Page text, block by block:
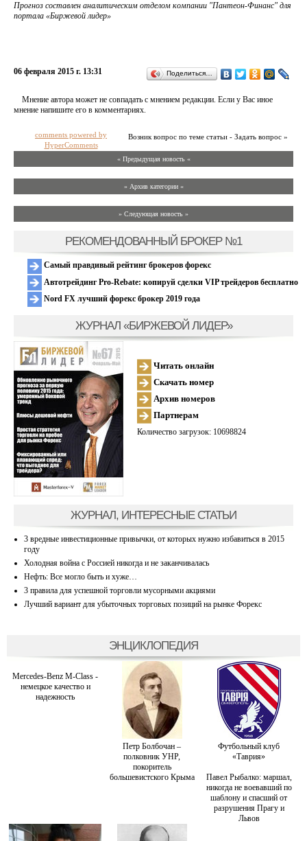
Прогноз составлен аналитическим отделом компании "Пантеон-Финанс" для
портала «Биржевой лидер»
06 февраля 2015 г. 13:31 Поделиться…
Мнение автора может не совпадать с мнением редакции. Если у Вас иное
мнение напишите его в комментариях.
Возник вопрос по теме статьи - Задать вопрос »
comments powered by
HyperComments
« Предыдущая новость «
» Архив категории «
» Следующая новость »
РЕКОМЕНДОВАННЫЙ БРОКЕР №1
Самый правдивый рейтинг брокеров форекс
Автотрейдинг Pro-Rebate: копируй сделки VIP трейдеров бесплатно
Nord FX лучший форекс брокер 2019 года
ЖУРНАЛ «БИРЖЕВОЙ ЛИДЕР»
Читать онлайн
Скачать номер
Архив номеров
Партнерам
Количество загрузок: 10698824
ЖУРНАЛ, ИНТЕРЕСНЫЕ СТАТЬИ
3 вредные инвестиционные привычки, от которых нужно избавиться в 2015
году
Холодная война с Россией никогда и не заканчивалась
Нефть: Все могло быть и хуже…
3 правила для успешной торговли мусорными акциями
Лучший вариант для убыточных торговых позиций на рынке Форекс
ЭНЦИКЛОПЕДИЯ
Mercedes-Benz M-Class -
немецкое качество и
надежность
Петр Болбочан –
полковник УНР,
покоритель
большевистского Крыма
Футбольный клуб
«Таврия»
Павел Рыбалко: маршал,
никогда не воевавший по
шаблону и спасший от
разрушения Прагу и
Львов